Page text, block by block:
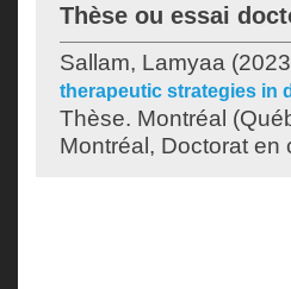
Thèse ou essai
Sallam, Lamyaa
therapeutic strategies in
Thèse. Montréal
Montréal, Doctorat en